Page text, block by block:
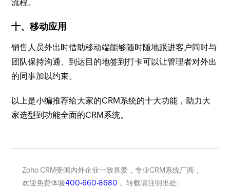
流程。
十、移动应用
销售人员外出时借助移动端能够随时随地跟进客户同时与
团队保持沟通、到达目的地签到打卡可以让管理者对外出
的同事加以约束。
以上是小编推荐给大家的CRM系统的十大功能，助力大
家选型到功能全面的CRM系统。
Zoho CRM受国内外企业一致喜爱，专业CRM系统厂商，
欢迎免费体验400-660-8680 ， 转载请注明出处: